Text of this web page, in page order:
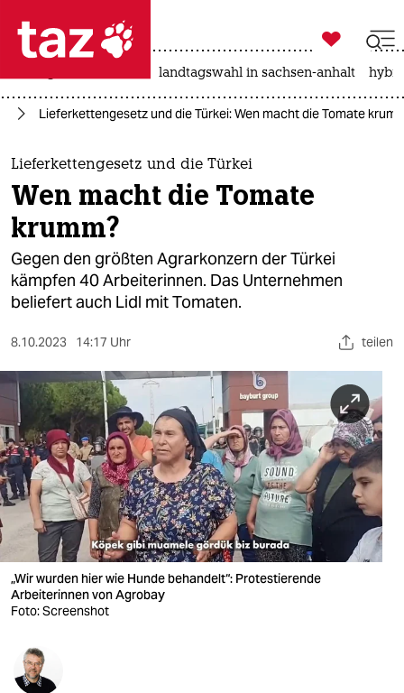
 taz zahl ich
taz zahl ich
themen
politik
öko
gesellschaft
sport
berlin
nord
wahrheit
verlag
verlag
veranstaltungen
fragen & hilfe

taz zahl ich
landtagswahl in sachsen-anhalt
Lieferkettengesetz und die Türkei: Wen macht die Tomate
Lieferkettengesetz und die Türkei
Wen macht die Tomate
krumm?
Gegen den größten Agrarkonzern der Türkei
kämpfen 40 Arbeiterinnen. Das Unternehmen
beliefert auch Lidl mit Tomaten.
8.10.2023 14:17 Uhr teilen
„Wir wurden hier wie Hunde behandelt“: Protestierende
Arbeiterinnen von Agrobay
Foto: Screenshot